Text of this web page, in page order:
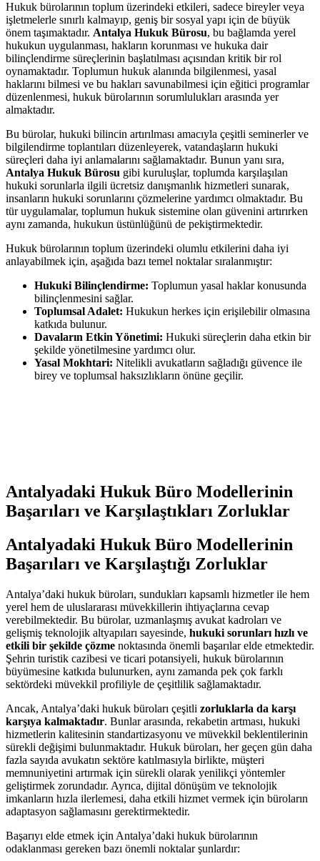
Hukuk bürolarının toplum üzerindeki etkileri, sadece bireyler veya
işletmelerle sınırlı kalmayıp, geniş bir sosyal yapı için de büyük
önem taşımaktadır. Antalya Hukuk Bürosu, bu bağlamda yerel
hukukun uygulanması, hakların korunması ve hukuka dair
bilinçlendirme süreçlerinin başlatılması açısından kritik bir rol
oynamaktadır. Toplumun hukuk alanında bilgilenmesi, yasal
haklarını bilmesi ve bu hakları savunabilmesi için eğitici programlar
düzenlenmesi, hukuk bürolarının sorumlulukları arasında yer
almaktadır.
Bu bürolar, hukuki bilincin artırılması amacıyla çeşitli seminerler ve
bilgilendirme toplantıları düzenleyerek, vatandaşların hukuki
süreçleri daha iyi anlamalarını sağlamaktadır. Bunun yanı sıra,
Antalya Hukuk Bürosu gibi kuruluşlar, toplumda karşılaşılan
hukuki sorunlarla ilgili ücretsiz danışmanlık hizmetleri sunarak,
insanların hukuki sorunlarını çözmelerine yardımcı olmaktadır. Bu
tür uygulamalar, toplumun hukuk sistemine olan güvenini artırırken
aynı zamanda, hukukun üstünlüğünü de pekiştirmektedir.
Hukuk bürolarının toplum üzerindeki olumlu etkilerini daha iyi
anlayabilmek için, aşağıda bazı temel noktalar sıralanmıştır:
Hukuki Bilinçlendirme: Toplumun yasal haklar konusunda
bilinçlenmesini sağlar.
Toplumsal Adalet: Hukukun herkes için erişilebilir olmasına
katkıda bulunur.
Davaların Etkin Yönetimi: Hukuki süreçlerin daha etkin bir
şekilde yönetilmesine yardımcı olur.
Yasal Mokhtari: Nitelikli avukatların sağladığı güvence ile
birey ve toplumsal haksızlıkların önüne geçilir.
Antalyadaki Hukuk Büro Modellerinin
Başarıları ve Karşılaştıkları Zorluklar
Antalyadaki Hukuk Büro Modellerinin
Başarıları ve Karşılaştığı Zorluklar
Antalya’daki hukuk büroları, sundukları kapsamlı hizmetler ile hem
yerel hem de uluslararası müvekkillerin ihtiyaçlarına cevap
verebilmektedir. Bu bürolar, uzmanlaşmış avukat kadroları ve
gelişmiş teknolojik altyapıları sayesinde, hukuki sorunları hızlı ve
etkili bir şekilde çözme noktasında önemli başarılar elde etmektedir.
Şehrin turistik cazibesi ve ticari potansiyeli, hukuk bürolarının
büyümesine katkıda bulunurken, aynı zamanda pek çok farklı
sektördeki müvekkil profiliyle de çeşitlilik sağlamaktadır.
Ancak, Antalya’daki hukuk büroları çeşitli zorluklarla da karşı
karşıya kalmaktadır. Bunlar arasında, rekabetin artması, hukuki
hizmetlerin kalitesinin standartizasyonu ve müvekkil beklentilerinin
sürekli değişimi bulunmaktadır. Hukuk büroları, her geçen gün daha
fazla sayıda avukatın sektöre katılmasıyla birlikte, müşteri
memnuniyetini artırmak için sürekli olarak yenilikçi yöntemler
geliştirmek zorundadır. Ayrıca, dijital dönüşüm ve teknolojik
imkanların hızla ilerlemesi, daha etkili hizmet vermek için büroların
adaptasyon sağlamasını gerektirmektedir.
Başarıyı elde etmek için Antalya’daki hukuk bürolarının
odaklanması gereken bazı önemli noktalar şunlardır: